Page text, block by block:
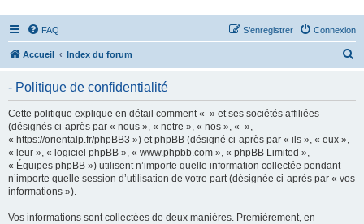
FAQ Connexion
S’enregistrer
Accueil Index du forum
- Politique de confidentialité
Cette politique explique en détail comment « » et ses sociétés affiliées
(désignés ci-après par « nous », « notre », « nos », « »,
« https://orientalp.fr/phpBB3 ») et phpBB (désigné ci-après par « ils », « eux »,
« leur », « logiciel phpBB », « www.phpbb.com », « phpBB Limited »,
« Équipes phpBB ») utilisent n’importe quelle information collectée pendant
n’importe quelle session d’utilisation de votre part (désignée ci-après par « vos
informations »).
Vos informations sont collectées de deux manières. Premièrement, en